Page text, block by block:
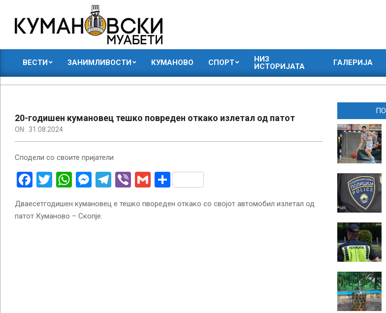
content
КУМАНОВСКИ
МУАБЕТИ
ВЕСТИ ЗАНИМЛИВОСТИ КУМАНОВО СПОРТ
НИЗ
ИСТОРИЈАТА
ГАЛЕРИЈА
20-годишен кумановец тешко повреден откако излетал од патот
ON: 31.08.2024
Сподели со своите пријатели
Facebook
Twitter
WhatsApp
Messenger
Telegram
ViberGmailShare
Дваесетгодишен кумановец е тешко пвореден откако со својот автомобил излетал од
патот Куманово – Скопје.